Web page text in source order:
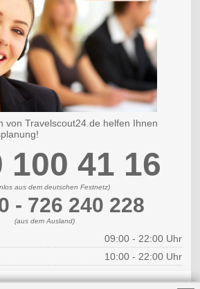
von Travelscout24.de helfen Ihnen
100 41 16
aus dem deutschen Festnetz)
- 726 240 228
(aus dem Ausland)
09:00 - 22:00 Uhr
10:00 - 22:00 Uhr